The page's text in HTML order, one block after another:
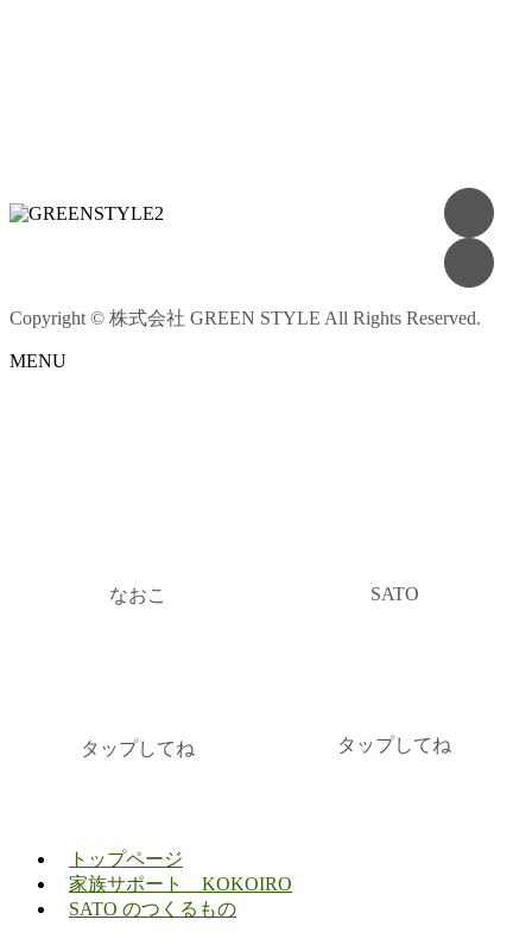
Copyright © 株式会社 GREEN STYLE All Rights Reserved.
MENU
なおこ
タップしてね
SATO
タップしてね
トップページ
家族サポート KOKOIRO
SATO のつくるもの